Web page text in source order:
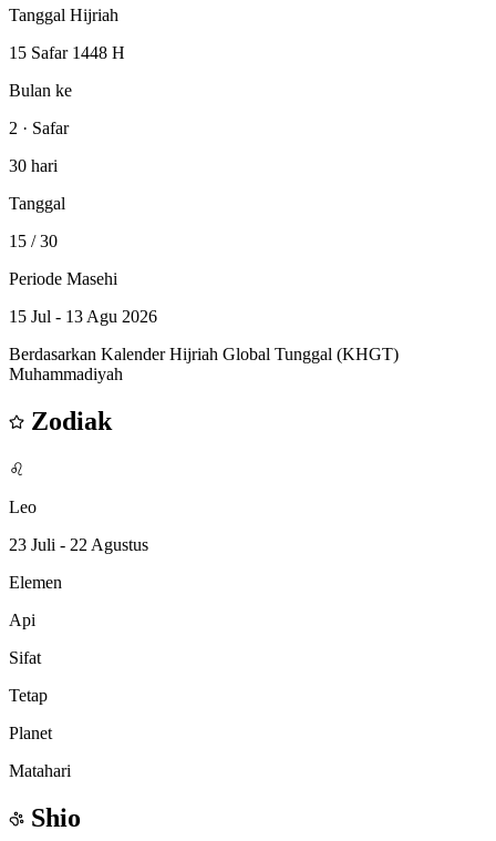
Tanggal Hijriah
15 Safar 1448 H
Bulan ke
2 · Safar
30 hari
Tanggal
15 / 30
Periode Masehi
15 Jul - 13 Agu 2026
Berdasarkan Kalender Hijriah Global Tunggal (KHGT)
Muhammadiyah
Zodiak
♌
Leo
23 Juli - 22 Agustus
Elemen
Api
Sifat
Tetap
Planet
Matahari
Shio